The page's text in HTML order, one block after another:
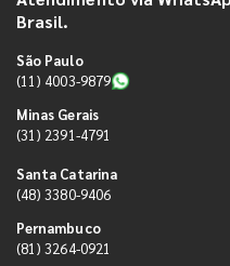
Brasil.
São Paulo
(11) 4003-9879
Minas Gerais
(31) 2391-4791
Santa Catarina
(48) 3380-9406
Pernambuco
(81) 3264-0921